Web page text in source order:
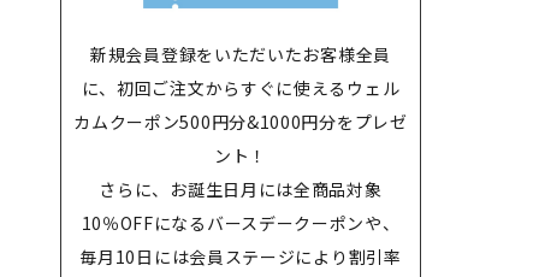
新規会員登録をいただいたお客様全員
に、初回ご注文からすぐに使えるウェル
カムクーポン500円分&1000円分をプレゼ
ント！
さらに、お誕生日月には全商品対象
10％OFFになるバースデークーポンや、
毎月10日には会員ステージにより割引率